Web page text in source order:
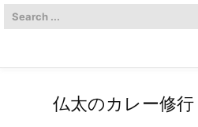
仏太のカレー修行